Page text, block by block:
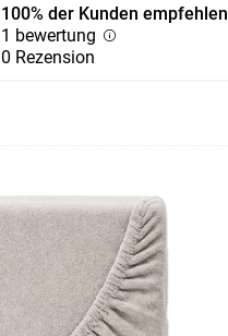
100% der Kunden empfehlen
1 bewertung
0 Rezension